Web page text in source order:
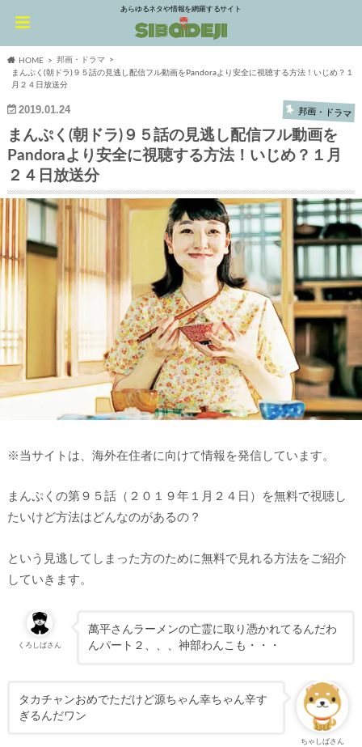
あらゆるネタや情報を網羅するサイト
HOME
邦画・ドラマ
まんぷく(朝ドラ)９５話の見逃し配信フル動画をPandoraより安全に視聴する方法！いじめ？１
月２４日放送分
2019.01.24 邦画・ドラマ
まんぷく(朝ドラ)９５話の見逃し配信フル動画を
Pandoraより安全に視聴する方法！いじめ？１月
２４日放送分
※当サイトは、海外在住者に向けて情報を発信しています。
まんぷくの第９５話（２０１９年１月２４日）を無料で視聴し
たいけど方法はどんなのがあるの？
という見逃してしまった方のために無料で見れる方法をご紹介
していきます。
くろしばさん
萬平さんラーメンの亡霊に取り憑かれてるんだわ
んパート２、、、神部わんこも・・・
ちゃしばさん
タカチャンおめでただけど源ちゃん幸ちゃん辛す
ぎるんだワン